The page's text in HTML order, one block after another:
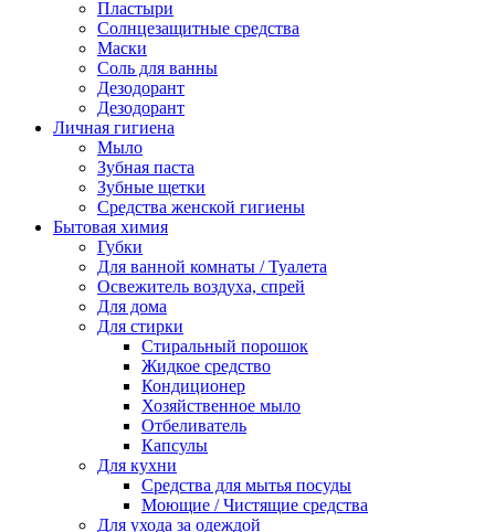
Пластыри
Солнцезащитные средства
Маски
Соль для ванны
Дезодорант
Дезодорант
Личная гигиена
Мыло
Зубная паста
Зубные щетки
Средства женской гигиены
Бытовая химия
Губки
Для ванной комнаты / Туалета
Освежитель воздуха, спрей
Для дома
Для стирки
Стиральный порошок
Жидкое средство
Кондиционер
Хозяйственное мыло
Отбеливатель
Капсулы
Для кухни
Средства для мытья посуды
Моющие / Чистящие средства
Для ухода за одеждой